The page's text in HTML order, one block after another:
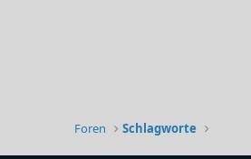
Foren Schlagworte